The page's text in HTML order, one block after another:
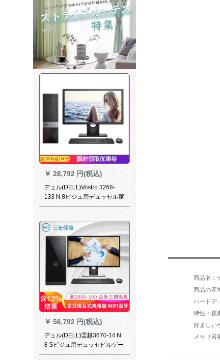
￥ 28,792 円(税込)
デュル(DELL)Vostro 3268-
133 N 8ビジュ用デュッセル家
庭用ミニチャービトは、WIN
インチーのディップ-E 2216
HV i 3-7100 4 G 1 T+128 G固
形セバス。
￥ 56,792 円(税込)
デュル(DELL)霊越3670-14 N
8 Sビジュ用デュッセピルゲー
ム本台の中小企业6コア5-
商品名：
商品の産
ハードデ
特性：抜
メモリ容